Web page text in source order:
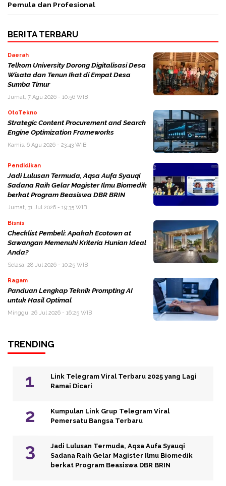
Pemula dan Profesional
BERITA TERBARU
Daerah
Telkom University Dorong Digitalisasi Desa
Wisata dan Tenun Ikat di Empat Desa
Sumba Timur
Jumat, 7 Agu 2026 - 10:56 WIB
OtoTekno
Strategic Content Procurement and Search
Engine Optimization Frameworks
Kamis, 6 Agu 2026 - 23:43 WIB
Pendidikan
Jadi Lulusan Termuda, Aqsa Aufa Syauqi
Sadana Raih Gelar Magister Ilmu Biomedik
berkat Program Beasiswa DBR BRIN
Jumat, 31 Jul 2026 - 19:35 WIB
Bisnis
Checklist Pembeli: Apakah Ecotown at
Sawangan Memenuhi Kriteria Hunian Ideal
Anda?
Selasa, 28 Jul 2026 - 10:25 WIB
Ragam
Panduan Lengkap Teknik Prompting AI
untuk Hasil Optimal
Minggu, 26 Jul 2026 - 16:25 WIB
TRENDING
Link Telegram Viral Terbaru 2025 yang Lagi
Ramai Dicari
Kumpulan Link Grup Telegram Viral
Pemersatu Bangsa Terbaru
Jadi Lulusan Termuda, Aqsa Aufa Syauqi
Sadana Raih Gelar Magister Ilmu Biomedik
berkat Program Beasiswa DBR BRIN